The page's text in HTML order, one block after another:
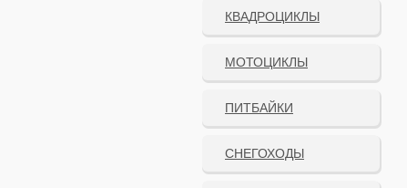
КВАДРОЦИКЛЫ
МОТОЦИКЛЫ
ПИТБАЙКИ
СНЕГОХОДЫ